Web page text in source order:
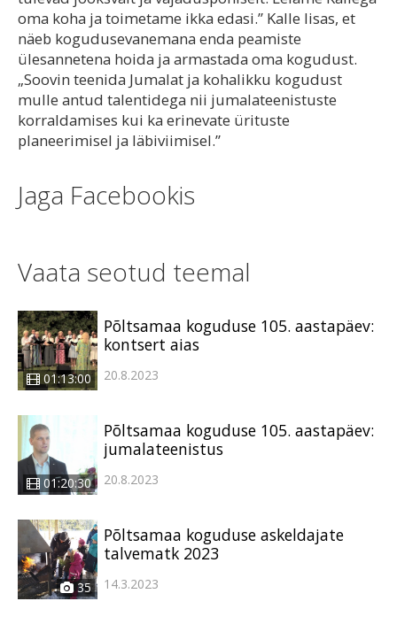
oma koha ja toimetame ikka edasi.” Kalle lisas, et
näeb kogudusevanemana enda peamiste
ülesannetena hoida ja armastada oma kogudust.
„Soovin teenida Jumalat ja kohalikku kogudust
mulle antud talentidega nii jumalateenistuste
korraldamises kui ka erinevate ürituste
planeerimisel ja läbiviimisel.”
Jaga Facebookis
Vaata seotud teemal
01:13:00
Põltsamaa koguduse 105. aastapäev:
kontsert aias
20.8.2023
01:20:30
Põltsamaa koguduse 105. aastapäev:
jumalateenistus
20.8.2023
35
Põltsamaa koguduse askeldajate
talvematk 2023
14.3.2023